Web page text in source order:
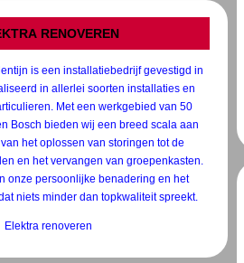
RENOVEREN
is een installatiebedrijf gevestigd in
in allerlei soorten installaties en
Met een werkgebied van 50
Bosch bieden wij een breed scala aan
het oplossen van storingen tot de
en het vervangen van groepenkasten.
onze persoonlijke benadering en het
niets minder dan topkwaliteit spreekt.
Elektra renoveren